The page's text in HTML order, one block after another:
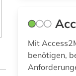
Mit
benötigen,